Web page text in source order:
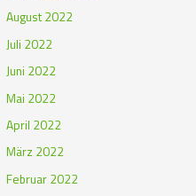
August 2022
Juli 2022
Juni 2022
Mai 2022
April 2022
März 2022
Februar 2022